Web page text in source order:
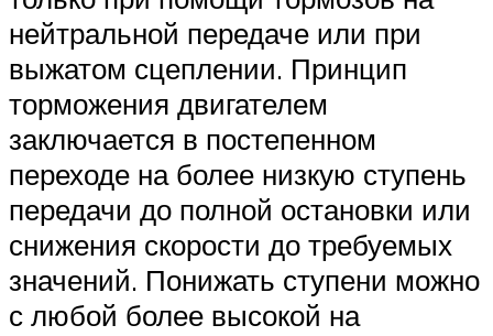
нейтральной передаче или при
выжатом сцеплении. Принцип
торможения двигателем
заключается в постепенном
переходе на более низкую ступень
передачи до полной остановки или
снижения скорости до требуемых
значений. Понижать ступени можно
с любой более высокой на